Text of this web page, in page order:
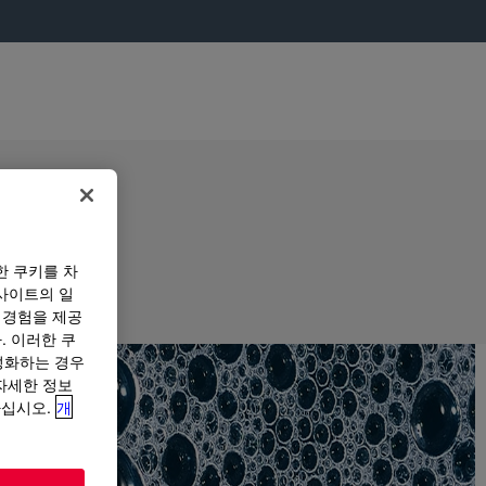
쿠키를 차
이트의 일
험을 제공
이러한 쿠
하는 경우
세한 정보
시오. 개